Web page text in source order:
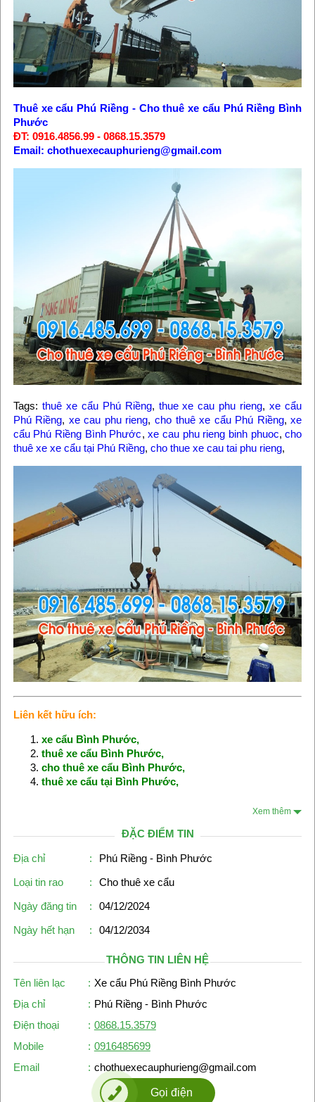
Thuê xe cẩu Phú Riềng- Cho thuê xe cẩu Phú Riềng Bình
Phước
ĐT: 0916.4856.99 - 0868.15.3579
Email: chothuexecauphurieng@gmail.com
Tags: thuê xe cẩu Phú Riềng, thue xe cau phu rieng,xe cẩu
Phú Riềng, xe cau phu rieng,cho thuê xe cẩu Phú Riềng,xe
cẩu Phú Riềng Bình Phước,xe cau phu rieng binh phuoc,cho
thuê xe xe cẩu tại Phú Riềng, cho thue xe cau tai phu rieng,
Liên kết hữu ích:
xe cẩu Bình Phước,
thuê xe cẩu Bình Phước,
cho thuê xe cẩu Bình Phước,
thuê xe cẩu tại Bình Phước,
Xem thêm
ĐẶC ĐIỂM TIN
Địa chỉ :
Phú Riềng - Bình Phước
Loại tin rao
:
Cho thuê xe cẩu
Ngày đăng tin
:
04/12/2024
Ngày hết hạn
: 04/12/2034
THÔNG TIN LIÊN HỆ
Tên liên lạc
: Xe cẩu Phú Riềng Bình Phước
Địa chỉ
: Phú Riềng - Bình Phước
Điện thoại
: 0868.15.3579
Mobile
: 0916485699
Email
: chothuexecauphurieng@gmail.com
Gọi điện